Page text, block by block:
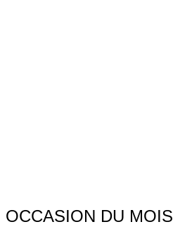
OCCASION DU MOIS